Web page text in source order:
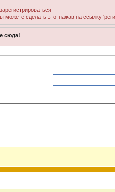
можете сделать это, нажав на ссылку
сюда!